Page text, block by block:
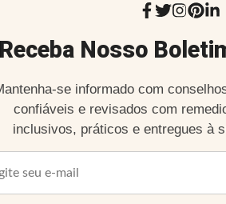
Receba Nosso
se informado com
confiáveis e revisados com
inclusivos, práticos e entregues à